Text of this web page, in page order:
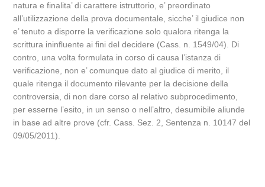
natura e finalita’ di carattere istruttorio, e’ preordinato
all’utilizzazione della prova documentale, sicche’ il giudice non
e’ tenuto a disporre la verificazione solo qualora ritenga la
scrittura ininfluente ai fini del decidere (Cass. n. 1549/04). Di
contro, una volta formulata in corso di causa l’istanza di
verificazione, non e’ comunque dato al giudice di merito, il
quale ritenga il documento rilevante per la decisione della
controversia, di non dare corso al relativo subprocedimento,
per esserne l’esito, in un senso o nell’altro, desumibile aliunde
in base ad altre prove (cfr. Cass. Sez. 2, Sentenza n. 10147 del
09/05/2011).